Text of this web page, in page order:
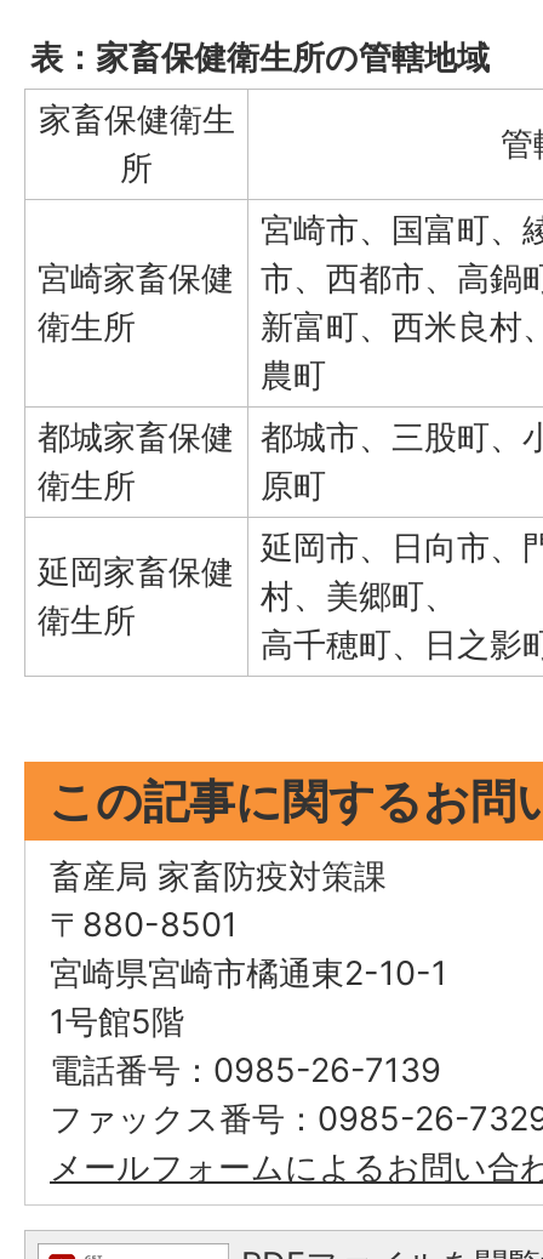
表：家畜保健衛生所の管轄地域
家畜保健衛生
所
管
宮崎家畜保健
衛生所
宮崎市、国富町、
市、西都市、高鍋
新富町、西米良村
農町
都城家畜保健
衛生所
都城市、三股町、
原町
延岡家畜保健
衛生所
延岡市、日向市、
村、美郷町、
高千穂町、日之影
この記事に関するお問
畜産局 家畜防疫対策課
〒880-8501
宮崎県宮崎市橘通東2-10-1
1号館5階
電話番号：0985-26-7139
ファックス番号：0985-26-
メールフォームによるお問い合